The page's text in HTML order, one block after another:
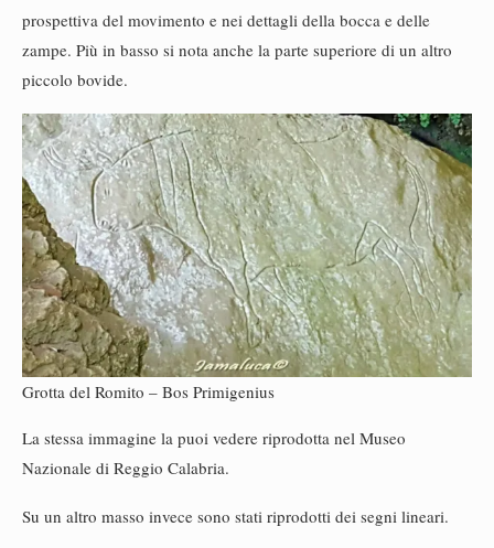
prospettiva del movimento e nei dettagli della bocca e delle
zampe. Più in basso si nota anche la parte superiore di un altro
piccolo bovide.
Grotta del Romito – Bos Primigenius
La stessa immagine la puoi vedere riprodotta nel Museo
Nazionale di Reggio Calabria.
Su un altro masso invece sono stati riprodotti dei segni lineari.